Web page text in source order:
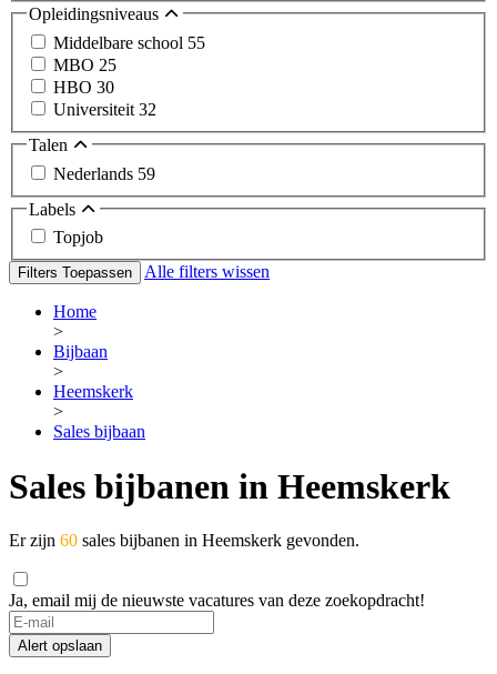
Opleidingsniveaus
Middelbare school 55
MBO 25
HBO 30
Universiteit 32
Talen
Nederlands 59
Labels
Topjob
Filters Toepassen Alle filters wissen
Home
>
Bijbaan
>
Heemskerk
>
Sales bijbaan
Sales bijbanen in Heemskerk
Er zijn 60 sales bijbanen in Heemskerk gevonden.
Ja, email mij de nieuwste vacatures van deze zoekopdracht!
Alert opslaan